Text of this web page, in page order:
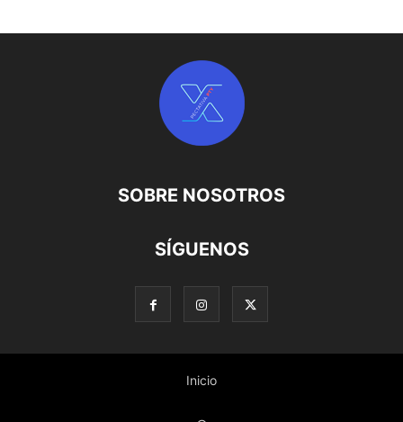
SOBRE NOSOTROS
SÍGUENOS
Inicio